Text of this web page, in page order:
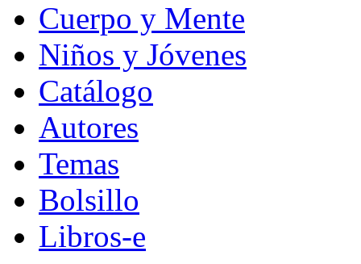
Cuerpo y Mente
Niños y Jóvenes
Catálogo
Autores
Temas
Bolsillo
Libros-e